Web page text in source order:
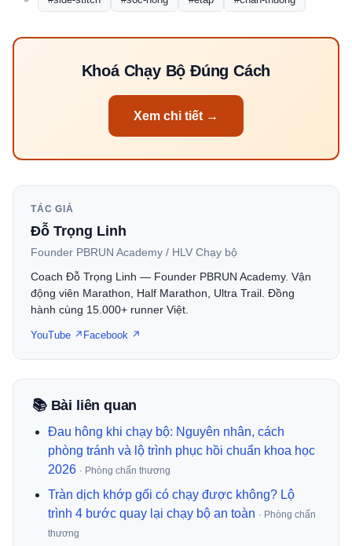
Khoá Chạy Bộ Đúng Cách
Xem chi tiết →
TÁC GIẢ
Đỗ Trọng Linh
Founder PBRUN Academy / HLV Chạy bộ
Coach Đỗ Trọng Linh — Founder PBRUN Academy. Vận
động viên Marathon, Half Marathon, Ultra Trail. Đồng
hành cùng 15.000+ runner Việt.
YouTube ↗ Facebook ↗
📚 Bài liên quan
Đau hông khi chạy bộ: Nguyên nhân, cách
phòng tránh và lộ trình phục hồi chuẩn khoa học
2026 · Phòng chấn thương
Tràn dịch khớp gối có chạy được không? Lộ
trình 4 bước quay lại chạy bộ an toàn · Phòng chấn
thương